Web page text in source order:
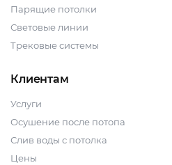
Парящие потолки
Световые линии
Трековые системы
Клиентам
Услуги
Осушение после потопа
Слив воды с потолка
Цены